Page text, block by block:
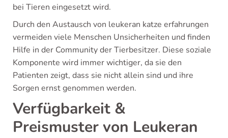
bei Tieren eingesetzt wird.
Durch den Austausch von leukeran katze erfahrungen
vermeiden viele Menschen Unsicherheiten und finden
Hilfe in der Community der Tierbesitzer. Diese soziale
Komponente wird immer wichtiger, da sie den
Patienten zeigt, dass sie nicht allein sind und ihre
Sorgen ernst genommen werden.
Verfügbarkeit &
Preismuster von Leukeran